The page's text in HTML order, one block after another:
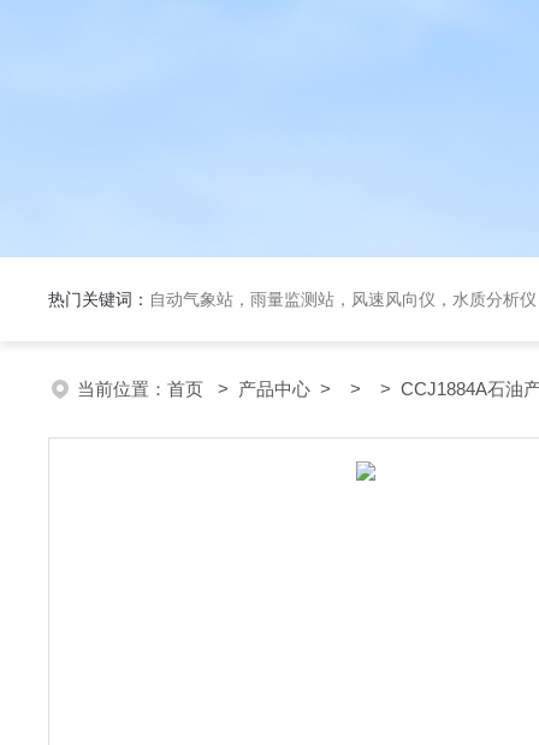
热门关键词： 自动气象站，雨量监测站，风速风向仪，水质分析
当前位置： 首页 > 产品中心 > > > CCJ1884A石油产